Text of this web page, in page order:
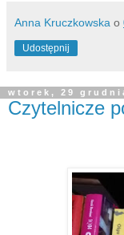
Anna Kruczkowska o
Udostępnij
wtorek, 29
Czytelnicze